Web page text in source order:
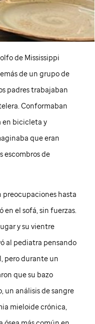
de Mississippi
de un grupo de
padres trabajaban
Conformaban
en bicicleta y
que eran
escombros de
preocupaciones hasta
el sofá, sin fuerzas.
y su vientre
al pediatra pensando
pero durante un
que su bazo
un análisis de sangre
mieloide crónica,